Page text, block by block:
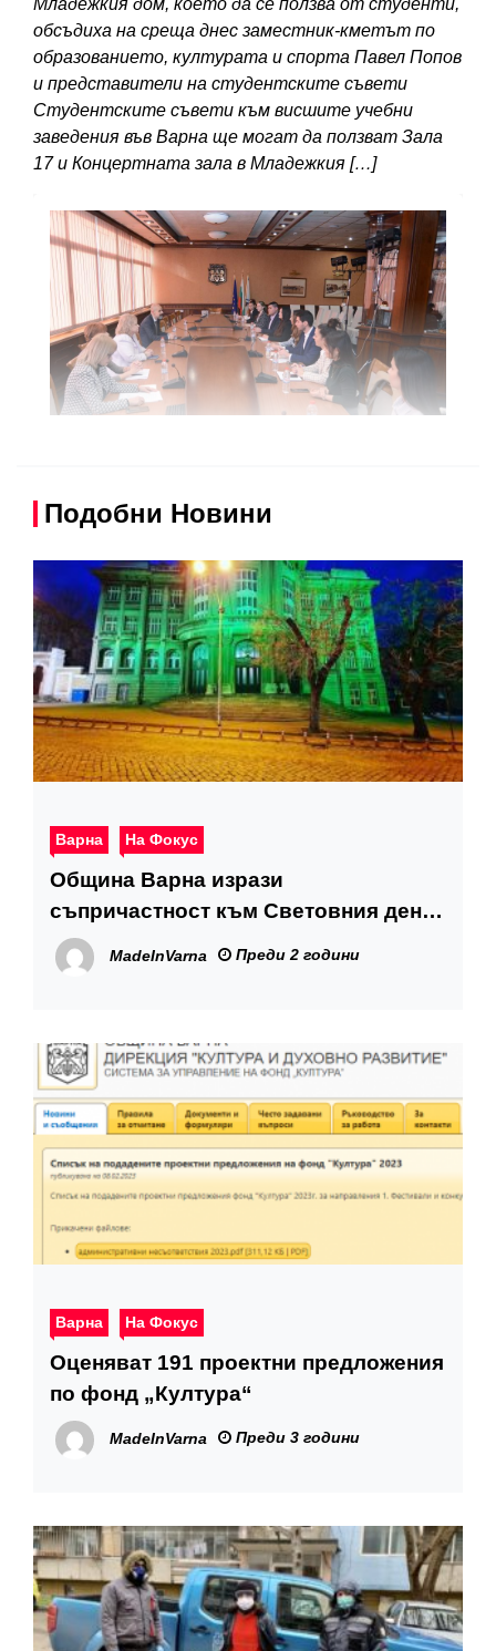
Младежкия дом, което да се ползва от студенти,
обсъдиха на среща днес заместник-кметът по
образованието, културата и спорта Павел Попов
и представители на студентските съвети
Студентските съвети към висшите учебни
заведения във Варна ще могат да ползват Зала
17 и Концертната зала в Младежкия […]
Подобни Новини
Варна На Фокус
Община Варна изрази
съпричастност към Световния ден
за борба с редките болести
MadeInVarna Преди 2 години
Варна На Фокус
Оценяват 191 проектни предложения
по фонд „Култура“
MadeInVarna Преди 3 години